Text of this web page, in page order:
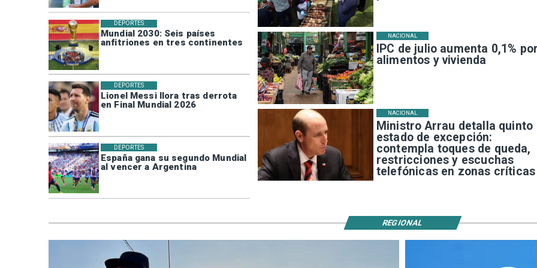
Mundial 2030: Seis países
anfitriones en tres continentes
DEPORTES
Lionel Messi llora tras derrota
en Final Mundial 2026
DEPORTES
España gana su segundo Mundial
al vencer a Argentina
DEPORTES
IPC de julio aumenta 0,1%
alimentos y vivienda
NACIONAL
Ministro Arrau detalla quinto
estado de excepción:
contempla toques de queda,
restricciones y escuchas
telefónicas en zonas críticas
NACIONAL
REGIONAL